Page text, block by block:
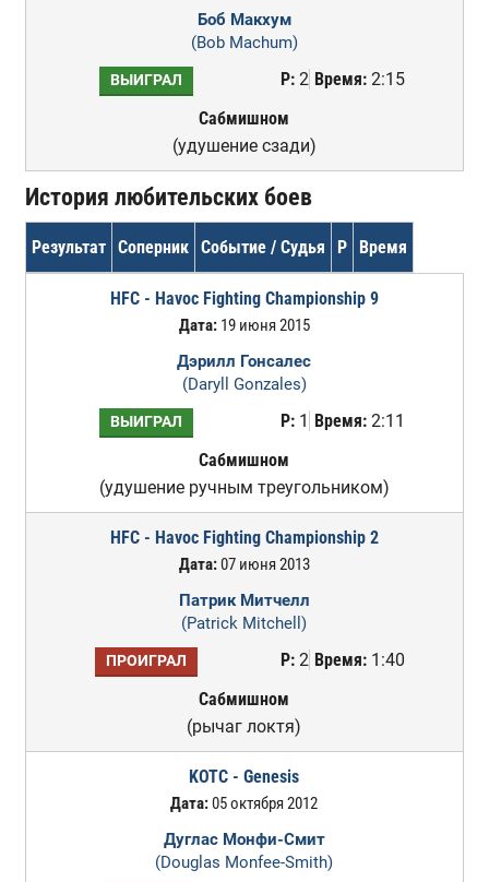
Боб Макхум
(Bob Machum)
ВЫИГРАЛ Р:2 Время:2:15
Сабмишном
(удушение сзади)
История любительских боев
Результат Соперник Событие / Судья Р Время
HFC - Havoc Fighting Championship 9
Дата:19 июня 2015
Дэрилл Гонсалес
(Daryll Gonzales)
ВЫИГРАЛ Р:1 Время:2:11
Сабмишном
(удушение ручным треугольником)
HFC - Havoc Fighting Championship 2
Дата:07 июня 2013
Патрик Митчелл
(Patrick Mitchell)
ПРОИГРАЛ Р:2 Время:1:40
Сабмишном
(рычаг локтя)
KOTC - Genesis
Дата:05 октября 2012
Дуглас Монфи-Смит
(Douglas Monfee-Smith)